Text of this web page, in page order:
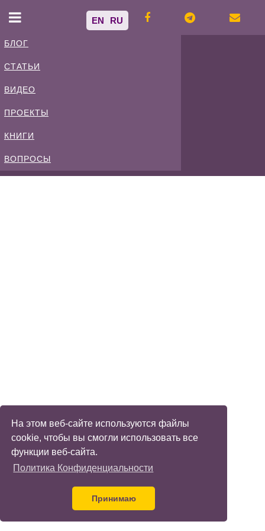
На этом веб-сайте используются файлы
cookie, чтобы вы смогли использовать все
функции веб-сайта.
Политика Конфиденциальности
Принимаю
БЛОГ
СТАТЬИ
ВИДЕО
ПРОЕКТЫ
КНИГИ
ВОПРОСЫ
EN RU
Спиваковский
Блог